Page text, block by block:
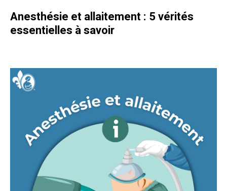
Anesthésie et allaitement : 5 vérités
essentielles à savoir